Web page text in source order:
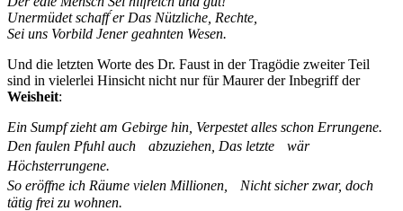
Unermüdet schaff ́er Das Nützliche, Rechte,
Sei uns Vorbild Jener geahnten Wesen.
Und die letzten Worte des Dr. Faust in der Tragödie zweiter Teil
sind in vielerlei Hinsicht nicht nur für Maurer der Inbegriff der
Weisheit:
Ein Sumpf zieht am Gebirge hin, Verpestet alles schon Errungene.
Den faulen Pfuhl auch abzuziehen, Das letzte wär
Höchsterrungene.
So eröffne ich Räume vielen Millionen, Nicht sicher zwar, doch
tätig frei zu wohnen.